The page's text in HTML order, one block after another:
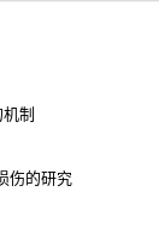
制
伤的研究